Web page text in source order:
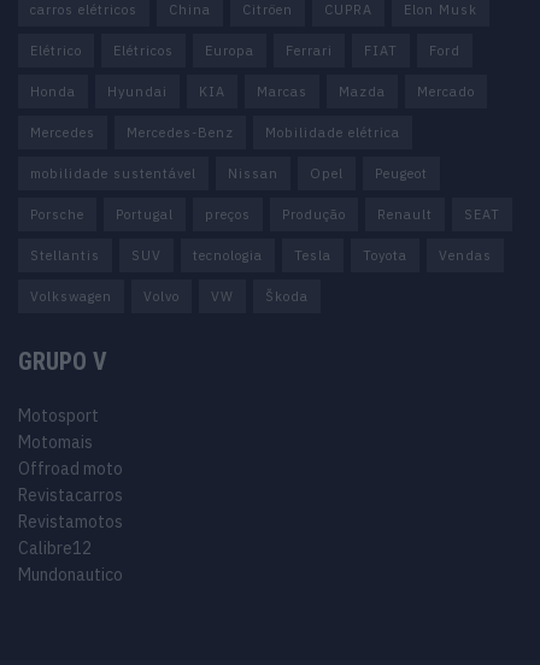
carros elétricos China Citröen CUPRA Elon Musk
Elétrico Elétricos Europa Ferrari FIAT Ford
Honda Hyundai KIA Marcas Mazda Mercado
Mercedes Mercedes-Benz Mobilidade elétrica
mobilidade sustentável Nissan Opel Peugeot
Porsche Portugal preços Produção Renault SEAT
Stellantis SUV tecnologia Tesla Toyota Vendas
Volkswagen Volvo VW Škoda
GRUPO V
Motosport
Motomais
Offroad moto
Revistacarros
Revistamotos
Calibre12
Mundonautico